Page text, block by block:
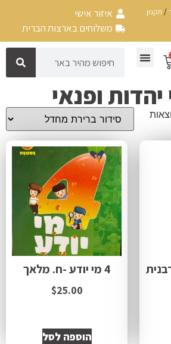
/ תקנון
איזור אישי
משלוחים בארצות הברית
ופנאי
4 מי יודע -ח. מלאך
$25.00
הוספה לסל